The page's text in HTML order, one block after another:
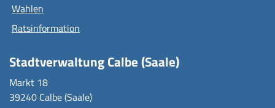
Wahlen
Ratsinformation
Stadtverwaltung Calbe (Saale)
Markt 18
39240 Calbe (Saale)